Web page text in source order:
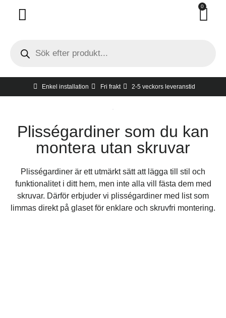
0
Enkel installation Fri frakt 2-5 veckors leveranstid
Plisségardiner som du kan
montera utan skruvar
Plisségardiner är ett utmärkt sätt att lägga till stil och
funktionalitet i ditt hem, men inte alla vill fästa dem med
skruvar. Därför erbjuder vi plisségardiner med list som
limmas direkt på glaset för enklare och skruvfri montering.